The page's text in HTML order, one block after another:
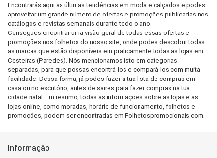
Encontrarás aqui as últimas tendências em moda e calçados e podes
aproveitar um grande número de ofertas e promoções publicadas nos
catálogos e revistas semanais durante todo o ano.
Consegues encontrar uma visão geral de todas essas ofertas e
promoções nos folhetos do nosso site, onde podes descobrir todas
as marcas que estão disponíveis em praticamente todas as lojas em
Costeiras (Paredes). Nós mencionamos isto em categorias
separadas, para que possas encontrá-los e compará-los com muita
facilidade. Dessa forma, já podes fazer a tua lista de compras em
casa ou no escritório, antes de saires para fazer compras na tua
cidade natal. Em resumo, todas as informações sobre as lojas e as
lojas online, como moradas, horário de funcionamento, folhetos e
promoções, podem ser encontradas em Folhetospromocionais.com.
Informação